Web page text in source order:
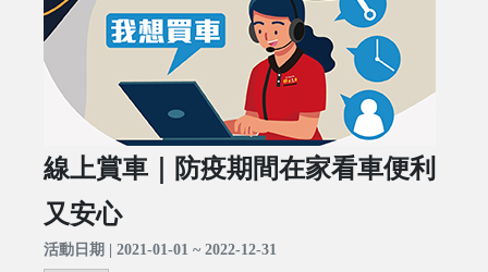
線上賞車｜防疫期間在家看車便利
又安心
活動日期 | 2021-01-01 ~ 2022-12-31